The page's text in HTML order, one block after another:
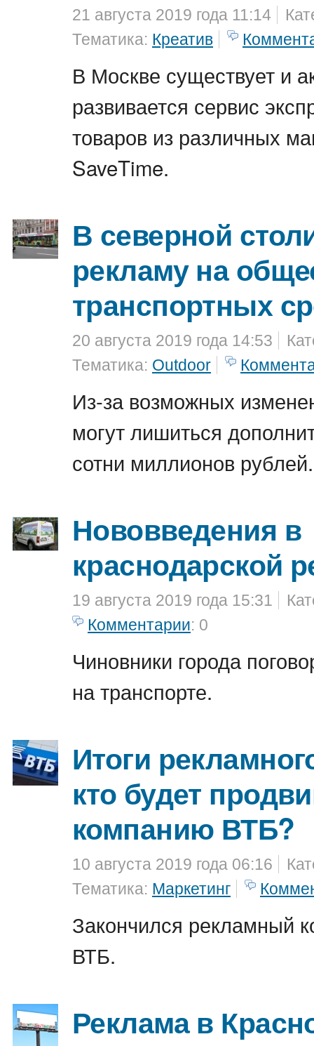
21 августа 2019 года 11:14
Тематика: Креатив
В Москве существует и
развивается сервис
товаров из различных
SaveTime.
В северной
рекламу на
транспортных
20 августа 2019 года 14:53
Тематика: Outdoor
Из-за возможных
могут лишиться
сотни миллионов рублей.
Нововведения в
краснодарской
19 августа 2019 года 15:31
Комментарии: 0
Чиновники города
на транспорте.
Итоги
кто будет
компанию ВТБ?
10 августа 2019 года 06:16
Тематика: Маркетинг
Закончился рекламный
ВТБ.
Реклама в